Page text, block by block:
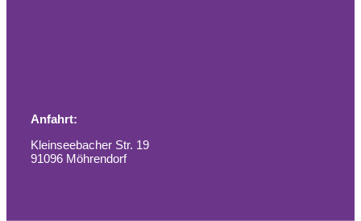
Anfahrt:
Kleinseebacher Str. 19
91096 Möhrendorf